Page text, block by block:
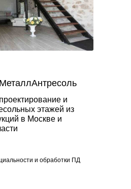
и
этажей из
в Москве и
и обработки ПД